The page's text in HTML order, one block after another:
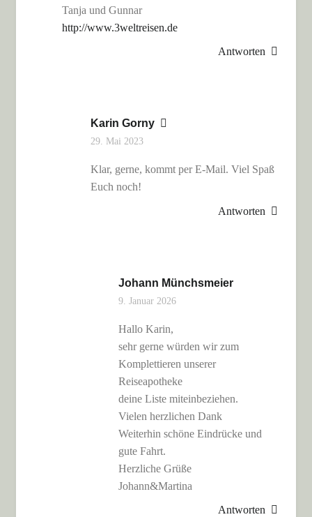
Tanja und Gunnar
http://www.3weltreisen.de
Antworten
Karin Gorny
29. Mai 2023
Klar, gerne, kommt per E-Mail. Viel Spaß
Euch noch!
Antworten
Johann Münchsmeier
9. Januar 2026
Hallo Karin,
sehr gerne würden wir zum
Komplettieren unserer
Reiseapotheke
deine Liste miteinbeziehen.
Vielen herzlichen Dank
Weiterhin schöne Eindrücke und
gute Fahrt.
Herzliche Grüße
Johann&Martina
Antworten